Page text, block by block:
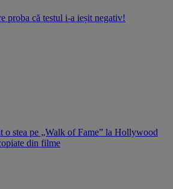
că testul i-a ieșit negativ!
o stea pe „Walk of Fame” la Hollywood
din filme